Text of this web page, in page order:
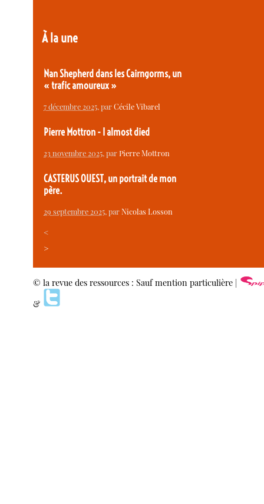
À la une
Nan Shepherd dans les Cairngorms, un
« trafic amoureux »
7 décembre 2025, parCécile Vibarel
Pierre Mottron - I almost died
23 novembre 2025, parPierre Mottron
CASTERUS OUEST, un portrait de mon
père.
29 septembre 2025, parNicolas Losson
<
>
© la revue des ressources : Sauf mention particulière |
&